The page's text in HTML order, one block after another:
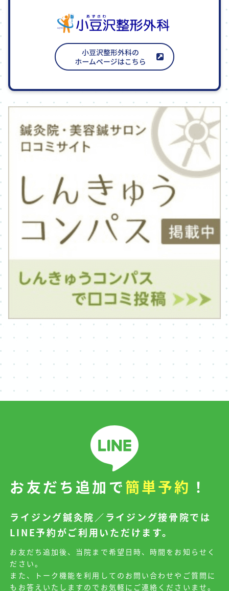
お友だち追加で簡単予約 ！
ライジング鍼灸院／ライジング接骨院では
LINE予約がご利用いただけます。
お友だち追加後、当院まで希望日時、時間をお知らせく
ださい。
また、トーク機能を利用してのお問い合わせやご質問に
もお答えいたしますのでお気軽にご連絡くださいませ。